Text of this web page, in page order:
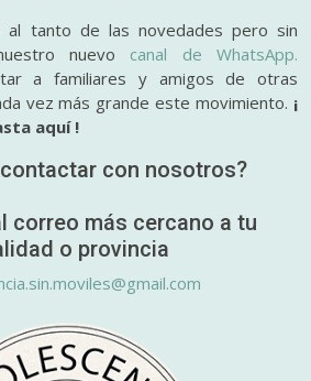
al tanto de las novedades pero sin
nuevo canal de WhatsApp.
a familiares y amigos de otras
vez más grande este movimiento. ¡
aquí !
con nosotros?
correo más cercano a tu
o provincia